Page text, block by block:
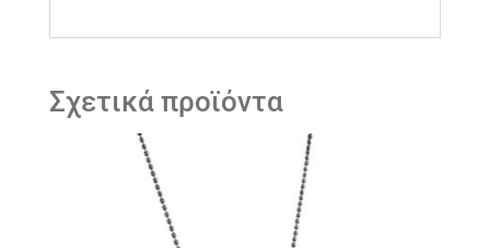
Σχετικά προϊόντα